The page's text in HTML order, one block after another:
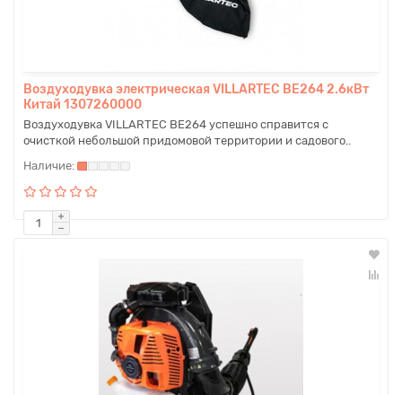
Воздуходувка электрическая VILLARTEC BE264 2.6кВт
Китай 1307260000
Воздуходувка VILLARTEC ВЕ264 успешно справится с
очисткой небольшой придомовой территории и садового..